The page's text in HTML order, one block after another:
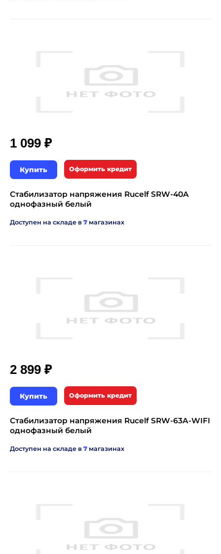
1 099 ₽
Купить Оформить кредит
Стабилизатор напряжения Rucelf SRW-40A
однофазный белый
Доступен на складе в 7 магазинах
2 899 ₽
Купить Оформить кредит
Стабилизатор напряжения Rucelf SRW-63A-WIFI
однофазный белый
Доступен на складе в 7 магазинах